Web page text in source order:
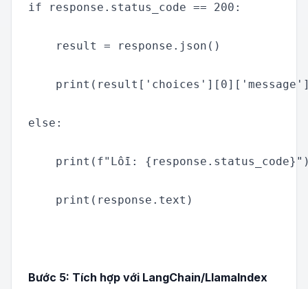
if response.status_code == 200:
    result = response.json()
else:
print(f"Lỗi:
    print(response.text)
Bước 5: Tích hợp với LangChain/LlamaIndex